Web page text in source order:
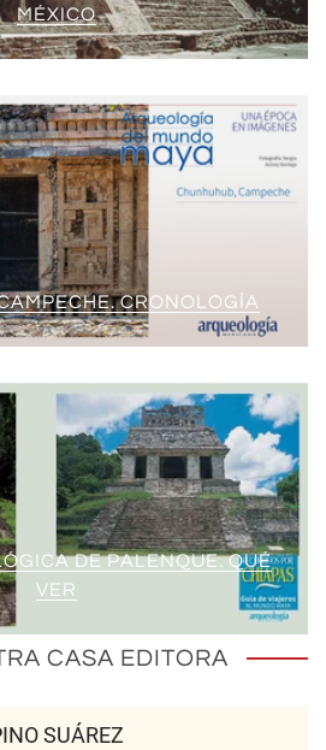
MÉXICO
CRONOLOGÍA
DE PALENQUE. QUÉ
VER
CASA EDITORA
SUÁREZ